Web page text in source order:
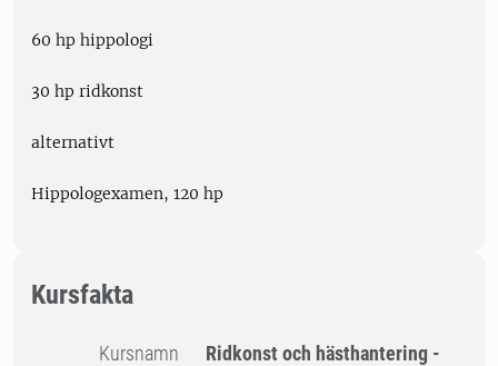
60 hp hippologi
30 hp ridkonst
alternativt
Hippologexamen, 120 hp
Kursfakta
Kursnamn
Ridkonst och hästhantering -